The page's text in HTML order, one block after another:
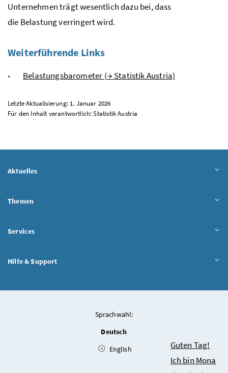
Unternehmen trägt wesentlich dazu bei, dass
die Belastung verringert wird.
Weiterführende Links
Belastungsbarometer (→ Statistik Austria)
Letzte Aktualisierung: 1. Januar 2026
Für den Inhalt verantwortlich: Statistik Austria
Aktuelles
Themen
Services
Hilfe & Support
Sprachwahl:
Deutsch
English
Chatbot
Guten Tag!
Ich bin Mona